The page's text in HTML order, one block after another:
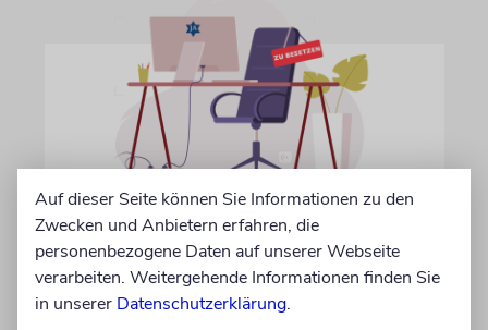
IN EIGENER SACHE
Volontär/in gesucht
Wir suchen zum 15. Oktober 2026 einen
Volontär (m/w/d) in Vollzeit
Auf dieser Seite können Sie Informationen zu den
Zwecken und Anbietern erfahren, die
personenbezogene Daten auf unserer Webseite
verarbeiten. Weitergehende Informationen finden Sie
in unserer Datenschutzerklärung.